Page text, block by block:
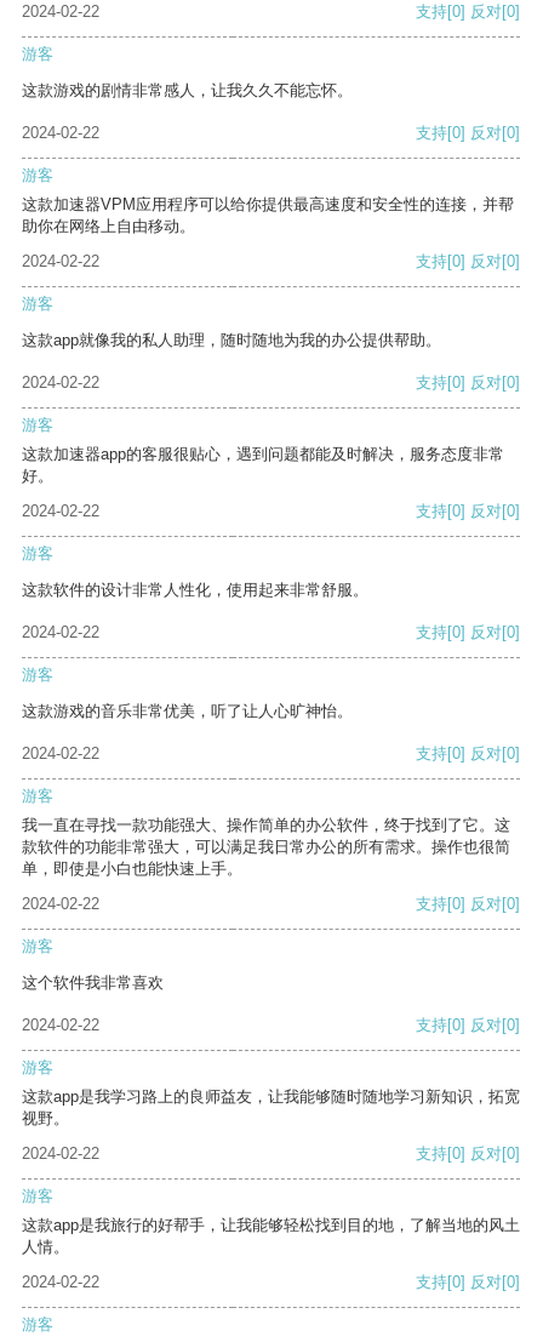
2024-02-22 支持[0] 反对[0]
游客
这款游戏的剧情非常感人，让我久久不能忘怀。
2024-02-22 支持[0] 反对[0]
游客
这款加速器VPM应用程序可以给你提供最高速度和安全性的连接，并帮
助你在网络上自由移动。
2024-02-22
支持[0] 反对[0]
游客
这款app就像我的私人助理，随时随地为我的办公提供帮助。
2024-02-22 支持[0] 反对[0]
游客
这款加速器app的客服很贴心，遇到问题都能及时解决，服务态度非常
好。
2024-02-22
支持[0] 反对[0]
游客
这款软件的设计非常人性化，使用起来非常舒服。
2024-02-22 支持[0] 反对[0]
游客
这款游戏的音乐非常优美，听了让人心旷神怡。
2024-02-22 支持[0] 反对[0]
游客
我一直在寻找一款功能强大、操作简单的办公软件，终于找到了它。这
款软件的功能非常强大，可以满足我日常办公的所有需求。操作也很简
单，即使是小白也能快速上手。
2024-02-22
支持[0] 反对[0]
游客
这个软件我非常喜欢
2024-02-22 支持[0] 反对[0]
游客
这款app是我学习路上的良师益友，让我能够随时随地学习新知识，拓宽
视野。
2024-02-22
支持[0] 反对[0]
游客
这款app是我旅行的好帮手，让我能够轻松找到目的地，了解当地的风土
人情。
2024-02-22
支持[0] 反对[0]
游客